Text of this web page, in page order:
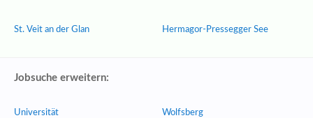
St. Veit an der Glan Hermagor-Pressegger See
Jobsuche erweitern:
Universität Wolfsberg